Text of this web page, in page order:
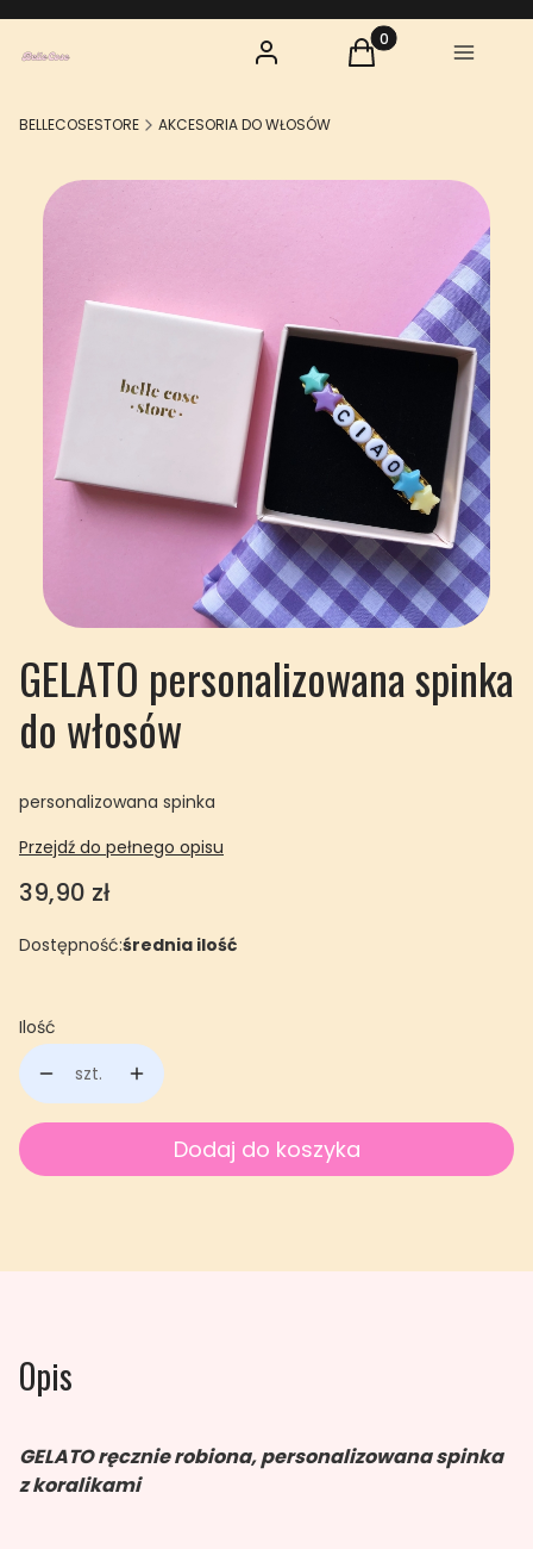
Zaloguj się Produkty w
Koszyk Menu
BELLECOSESTORE AKCESORIA DO WŁOSÓW
GELATO personalizowana spinka
do włosów
personalizowana spinka
Przejdź do pełnego opisu
Cena
39,90 zł
Dostępność:średnia ilość
Ilość
szt.
Dodaj do koszyka
Opis
GELATO ręcznie robiona, personalizowana spinka
z koralikami